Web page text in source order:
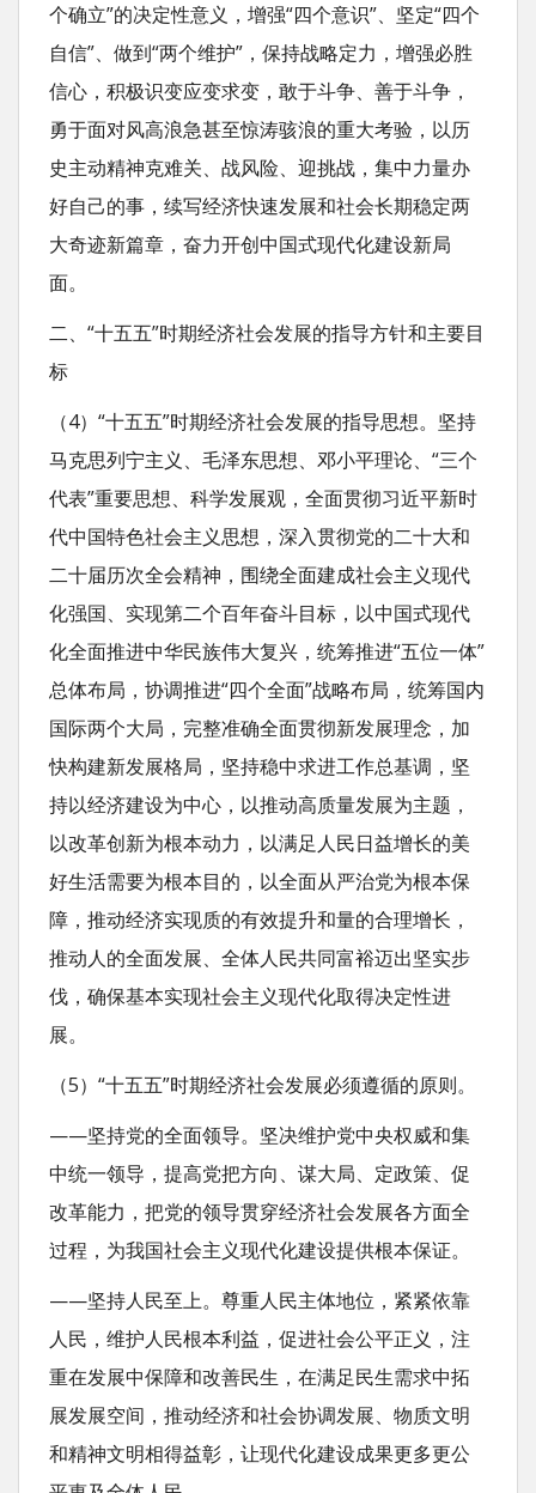
个确立”的决定性意义，增强“四个意识”、坚定“四个
自信”、做到“两个维护”，保持战略定力，增强必胜
信心，积极识变应变求变，敢于斗争、善于斗争，
勇于面对风高浪急甚至惊涛骇浪的重大考验，以历
史主动精神克难关、战风险、迎挑战，集中力量办
好自己的事，续写经济快速发展和社会长期稳定两
大奇迹新篇章，奋力开创中国式现代化建设新局
面。
二、“十五五”时期经济社会发展的指导方针和主要目
标
（4）“十五五”时期经济社会发展的指导思想。坚持
马克思列宁主义、毛泽东思想、邓小平理论、“三个
代表”重要思想、科学发展观，全面贯彻习近平新时
代中国特色社会主义思想，深入贯彻党的二十大和
二十届历次全会精神，围绕全面建成社会主义现代
化强国、实现第二个百年奋斗目标，以中国式现代
化全面推进中华民族伟大复兴，统筹推进“五位一体”
总体布局，协调推进“四个全面”战略布局，统筹国内
国际两个大局，完整准确全面贯彻新发展理念，加
快构建新发展格局，坚持稳中求进工作总基调，坚
持以经济建设为中心，以推动高质量发展为主题，
以改革创新为根本动力，以满足人民日益增长的美
好生活需要为根本目的，以全面从严治党为根本保
障，推动经济实现质的有效提升和量的合理增长，
推动人的全面发展、全体人民共同富裕迈出坚实步
伐，确保基本实现社会主义现代化取得决定性进
展。
（5）“十五五”时期经济社会发展必须遵循的原则。
——坚持党的全面领导。坚决维护党中央权威和集
中统一领导，提高党把方向、谋大局、定政策、促
改革能力，把党的领导贯穿经济社会发展各方面全
过程，为我国社会主义现代化建设提供根本保证。
——坚持人民至上。尊重人民主体地位，紧紧依靠
人民，维护人民根本利益，促进社会公平正义，注
重在发展中保障和改善民生，在满足民生需求中拓
展发展空间，推动经济和社会协调发展、物质文明
和精神文明相得益彰，让现代化建设成果更多更公